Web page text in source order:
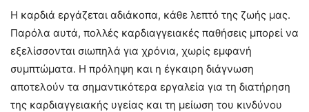
Η καρδιά εργάζεται αδιάκοπα, κάθε λεπτό της ζωής μας.
Παρόλα αυτά, πολλές καρδιαγγειακές παθήσεις μπορεί να
εξελίσσονται σιωπηλά για χρόνια, χωρίς εμφανή
συμπτώματα. Η πρόληψη και η έγκαιρη διάγνωση
αποτελούν τα σημαντικότερα εργαλεία για τη διατήρηση
της καρδιαγγειακής υγείας και τη μείωση του κινδύνου